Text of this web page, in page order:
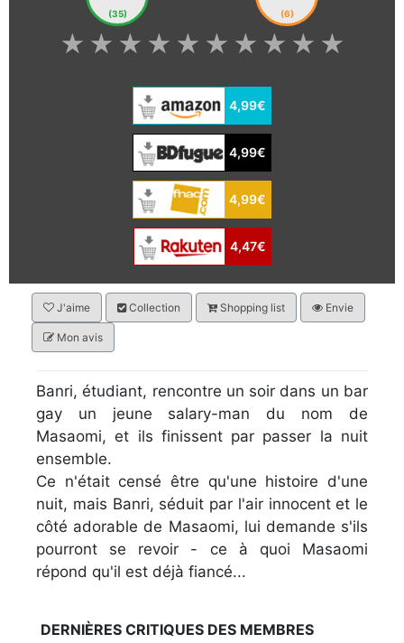
(35) (6)
★
★
★
★
★
★
★
★
★
★
4,99€
4,99€
4,99€
4,47€
J'aime Collection Shopping list Envie
Mon avis
Banri, étudiant, rencontre un soir dans un bar
gay un jeune salary-man du nom de
Masaomi, et ils finissent par passer la nuit
ensemble.
Ce n'était censé être qu'une histoire d'une
nuit, mais Banri, séduit par l'air innocent et le
côté adorable de Masaomi, lui demande s'ils
pourront se revoir - ce à quoi Masaomi
répond qu'il est déjà fiancé...
DERNIÈRES CRITIQUES DES MEMBRES